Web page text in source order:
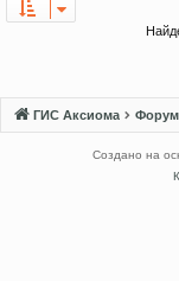
ГИС Аксиома
Создано на